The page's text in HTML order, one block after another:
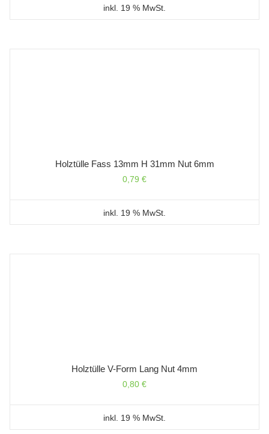
inkl. 19 % MwSt.
Holztülle Fass 13mm H 31mm Nut 6mm
0,79 €
inkl. 19 % MwSt.
Holztülle V-Form Lang Nut 4mm
0,80 €
inkl. 19 % MwSt.